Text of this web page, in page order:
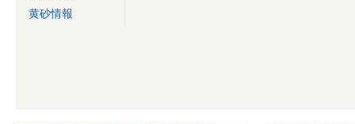
黄砂情報